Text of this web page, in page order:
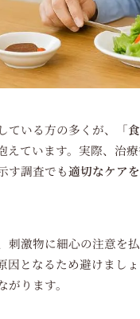
ている方の多くが、「
ています。実際、治
す調査でも適切なケア
激物に細心の注意を
因となるため避けまし
ります。